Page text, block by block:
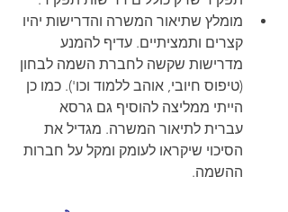
מומלץ שתיאור המשרה והדרישות יהיו
קצרים ותמציתיים. עדיף להמנע
מדרישות שקשה לחברת השמה לבחון
(טיפוס חיובי, אוהב ללמוד וכו'). כמו כן
הייתי ממליצה להוסיף גם גרסא
עברית לתיאור המשרה. מגדיל את
הסיכוי שיקראו לעומק ומקל על חברות
ההשמה.